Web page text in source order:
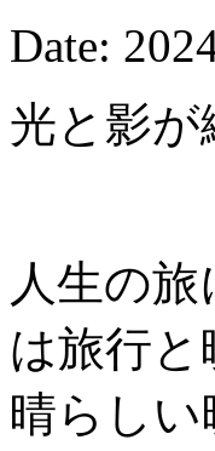
Date:
光と影
人生の
は旅行
晴らし